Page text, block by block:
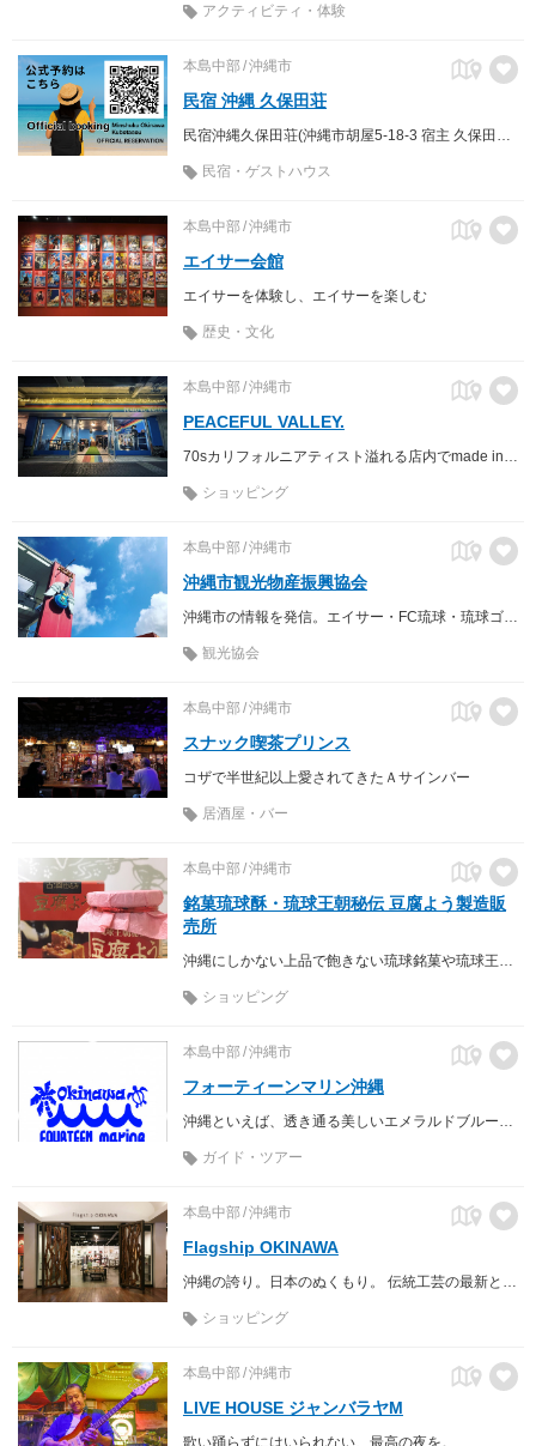
アクティビティ・体験
本島中部 沖縄市
民宿 沖縄 久保田荘
民宿・ゲストハウス
本島中部 沖縄市
エイサー会館
エイサーを体験し、エイサーを楽しむ
歴史・文化
本島中部 沖縄市
PEACEFUL VALLEY.
ショッピング
本島中部 沖縄市
沖縄市観光物産振興協会
沖縄市の情報を発信。エイサー・FC琉球・琉球ゴールデンキングス・カープグッズも充実しております。
観光協会
本島中部 沖縄市
スナック喫茶プリンス
コザで半世紀以上愛されてきたＡサインバー
居酒屋・バー
本島中部 沖縄市
銘菓琉球酥・琉球王朝秘伝 豆腐よう製造販
売所
ショッピング
本島中部 沖縄市
フォーティーンマリン沖縄
ガイド・ツアー
本島中部 沖縄市
Flagship OKINAWA
ショッピング
本島中部 沖縄市
LIVE HOUSE ジャンバラヤM
歌い踊らずにはいられない、最高の夜を。